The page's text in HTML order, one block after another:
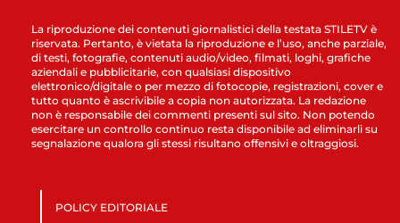
La riproduzione dei contenuti giornalistici della testata STILETV è
riservata. Pertanto, è vietata la riproduzione e l’uso, anche parziale,
di testi, fotografie, contenuti audio/video, filmati, loghi, grafiche
aziendali e pubblicitarie, con qualsiasi dispositivo
elettronico/digitale o per mezzo di fotocopie, registrazioni, cover e
tutto quanto è ascrivibile a copia non autorizzata. La redazione
non è responsabile dei commenti presenti sul sito. Non potendo
esercitare un controllo continuo resta disponibile ad eliminarli su
segnalazione qualora gli stessi risultano offensivi e oltraggiosi.
POLICY EDITORIALE